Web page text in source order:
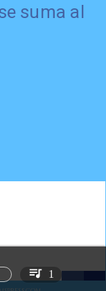
suma al
1